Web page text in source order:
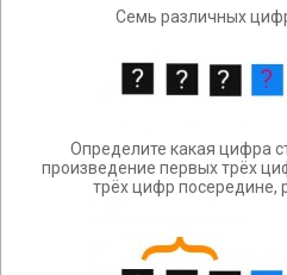
Семь различных
Определите какая цифра
произведение первых трёх
трёх цифр посередине,